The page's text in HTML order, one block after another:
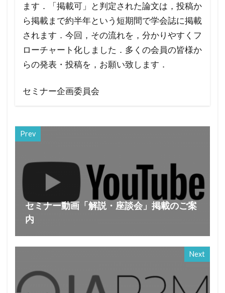
ます．「掲載可」と判定された論文は，投稿か
ら掲載まで約半年という短期間で学会誌に掲載
されます．今回，その流れを，分かりやすくフ
ローチャート化しました．多くの会員の皆様か
らの発表・投稿を，お願い致します．
セミナー企画委員会
Prev
セミナー動画「解説・座談会」掲載のご案
内
Next